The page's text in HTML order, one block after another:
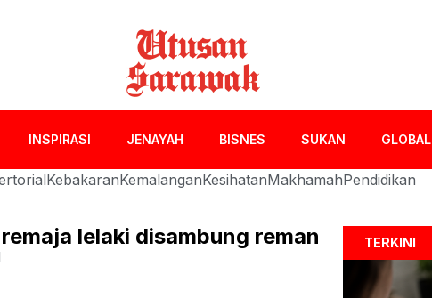
INSPIRASI JENAYAH BISNES SUKAN GLOBAL
KebakaranKemalanganKesihatanMakhamahPendidikan
lelaki disambung reman TERKINI